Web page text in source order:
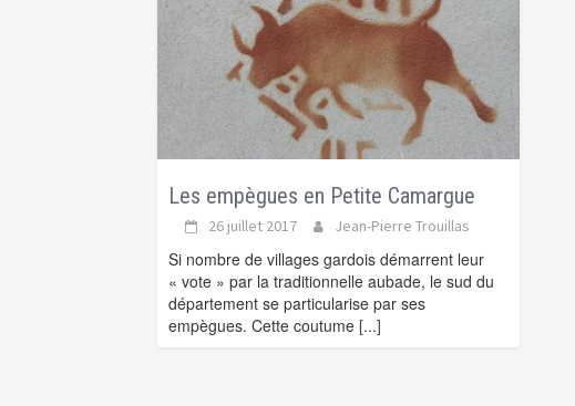
Les empègues en Petite Camargue
26 juillet 2017 Jean-Pierre Trouillas
Si nombre de villages gardois démarrent leur
« vote » par la traditionnelle aubade, le sud du
département se particularise par ses
empègues. Cette coutume [...]